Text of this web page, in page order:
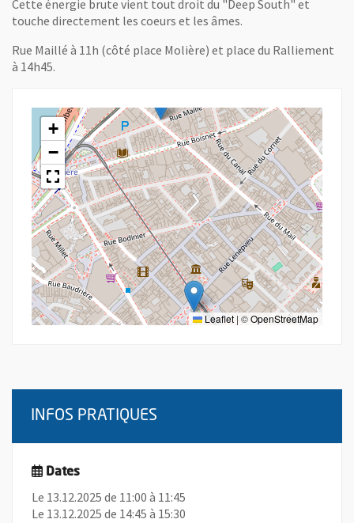
Cette énergie brute vient tout droit du "Deep South" et
touche directement les coeurs et les âmes.
Rue Maillé à 11h (côté place Molière) et place du Ralliement
à 14h45.
+
−
Leaflet | ©OpenStreetMap
INFOS PRATIQUES
Dates
Le 13.12.2025 de 11:00 à 11:45
Le 13.12.2025 de 14:45 à 15:30